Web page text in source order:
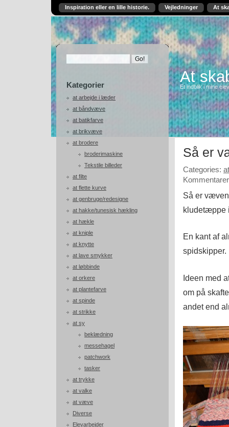
Inspiration eller en lille historie. Vejledninger At
Kategorier
at arbejde i læder
at båndvæve
at batikfarve
at brikvæve
at brodere
broderimaskine
Tekstile billeder
at filte
at flette kurve
at genbruge/redesigne
at hakke/tunesisk hækling
at hækle
at kniple
at knytte
at lave smykker
at løbbinde
at orkere
at plantefarve
at spinde
at strikke
at sy
beklædning
messehagel
patchwork
tasker
at trykke
at valke
at væve
Diverse
Elevarbejder
At
Et indblik i mine
Så er
Categories:
Så er
kludetæppe
En kant af
spidskipper.
Ideen med
om på
andet end